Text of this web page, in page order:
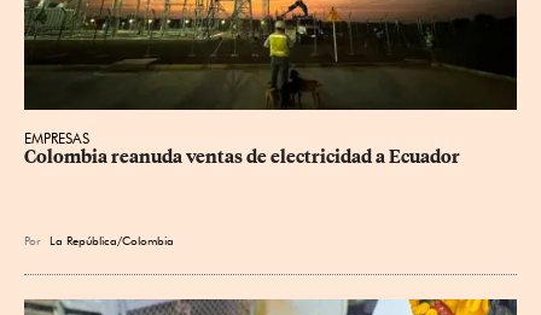
EMPRESAS
Colombia reanuda ventas de electricidad a Ecuador
Por La República/Colombia